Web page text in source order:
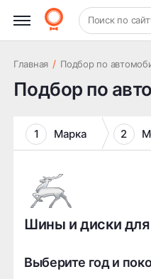
+7 (831) 261-35-35
Поиск по
Главная / Подбор по
Подбор по
1 Марка 2
Шины и диски
Выберите год и